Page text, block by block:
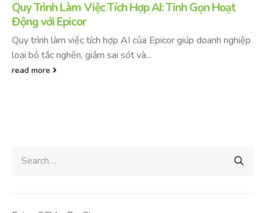
Quy Trình Làm Việc Tích Hợp AI: Tinh Gọn Hoạt
Động với Epicor
Quy trình làm việc tích hợp AI của Epicor giúp doanh nghiệp
loại bỏ tắc nghẽn, giảm sai sót và...
read more